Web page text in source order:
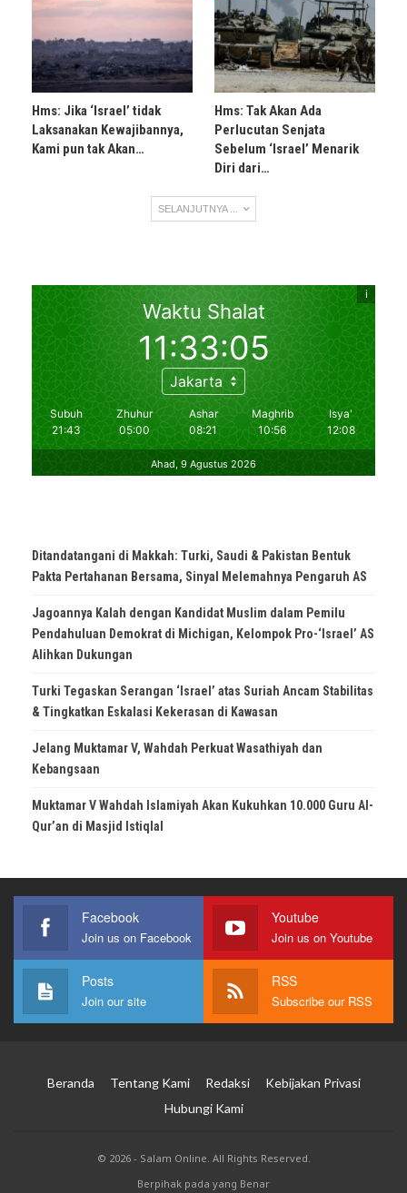
Hms: Jika ‘Israel’ tidak
Laksanakan Kewajibannya,
Kami pun tak Akan…
Hms: Tak Akan Ada
Perlucutan Senjata
Sebelum ‘Israel’ Menarik
Diri dari…
SELANJUTNYA ...
Ditandatangani di Makkah: Turki, Saudi & Pakistan Bentuk
Pakta Pertahanan Bersama, Sinyal Melemahnya Pengaruh AS
Jagoannya Kalah dengan Kandidat Muslim dalam Pemilu
Pendahuluan Demokrat di Michigan, Kelompok Pro-‘Israel’ AS
Alihkan Dukungan
Turki Tegaskan Serangan ‘Israel’ atas Suriah Ancam Stabilitas
& Tingkatkan Eskalasi Kekerasan di Kawasan
Jelang Muktamar V, Wahdah Perkuat Wasathiyah dan
Kebangsaan
Muktamar V Wahdah Islamiyah Akan Kukuhkan 10.000 Guru Al-
Qur’an di Masjid Istiqlal
Facebook
Join us on Facebook
Youtube
Join us on Youtube
Posts
Join our site
RSS
Subscribe our RSS
Beranda Tentang Kami Redaksi
Kebijakan Privasi
Hubungi Kami
© 2026 - Salam Online. All Rights Reserved.
Berpihak pada yang Benar